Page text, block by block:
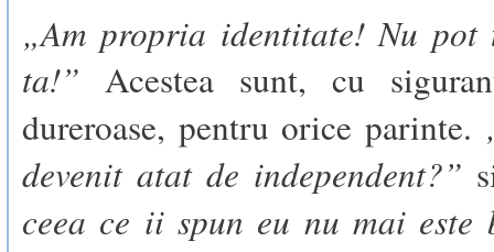
„Am propria identitate! Nu
ta!” Acestea sunt, cu
dureroase, pentru orice parinte.
devenit atat de independent?”
ceea ce ii spun eu nu mai este